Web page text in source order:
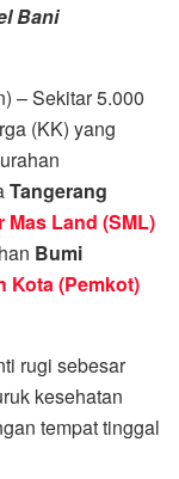
Bani
– Sekitar 5.000
(KK) yang
Tangerang
Mas Land (SML)
Bumi
Kota (Pemkot)
rugi sebesar
kesehatan
tempat tinggal